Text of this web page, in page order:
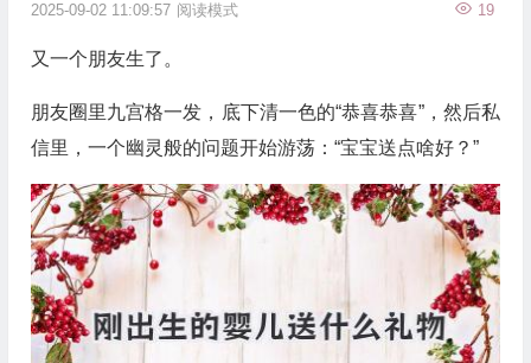
2025-09-02 11:09:57 19
阅读模式
又一个朋友生了。
朋友圈里九宫格一发，底下清一色的“恭喜恭喜”，然后私
信里，一个幽灵般的问题开始游荡：“宝宝送点啥好？”